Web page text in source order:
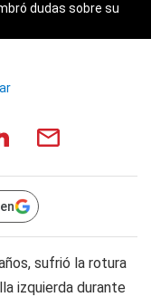
dudas sobre su
sufrió la rotura
izquierda durante